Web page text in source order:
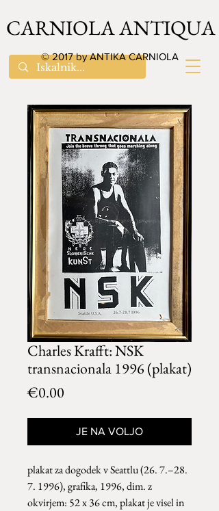
CARNIOLA ANTIQUA
© 2017 by ANTIKA CARNIOLA
Charles Krafft: NSK
transnacionala 1996 (plakat)
€0.00
JE NA VOLJO
plakat za dogodek v Seattlu (26. 7.–28.
7. 1996), grafika, 1996, dim. z
okvirjem: 52 x 36 cm, plakat je visel in